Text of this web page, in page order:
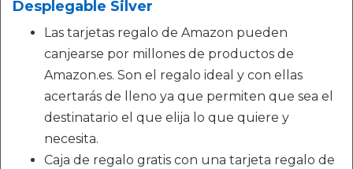
Desplegable Silver
Las tarjetas regalo de Amazon pueden
canjearse por millones de productos de
Amazon.es. Son el regalo ideal y con ellas
acertarás de lleno ya que permiten que sea el
destinatario el que elija lo que quiere y
necesita.
Caja de regalo gratis con una tarjeta regalo de